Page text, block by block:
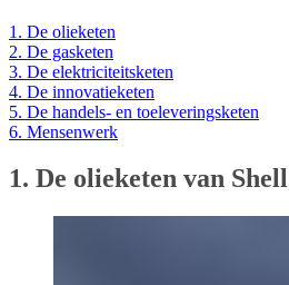
1. De olieketen
2. De gasketen
3. De elektriciteitsketen
4. De innovatieketen
5. De handels- en toeleveringsketen
6. Mensenwerk
1. De olieketen van Shell